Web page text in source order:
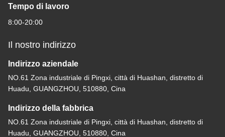
Tempo di lavoro
8:00-20:00
Il nostro indirizzo
Indirizzo aziendale
NO.61 Zona industriale di Pingxi, città di Huashan, distretto di
Huadu, GUANGZHOU, 510880, Cina
Indirizzo della fabbrica
NO.61 Zona industriale di Pingxi, città di Huashan, distretto di
Huadu, GUANGZHOU, 510880, Cina